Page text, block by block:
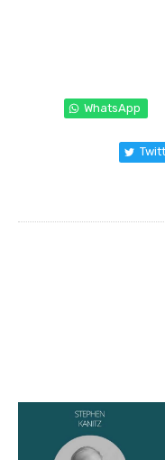
WhatsApp